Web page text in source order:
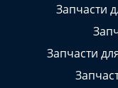
Запчасти
Запчасти